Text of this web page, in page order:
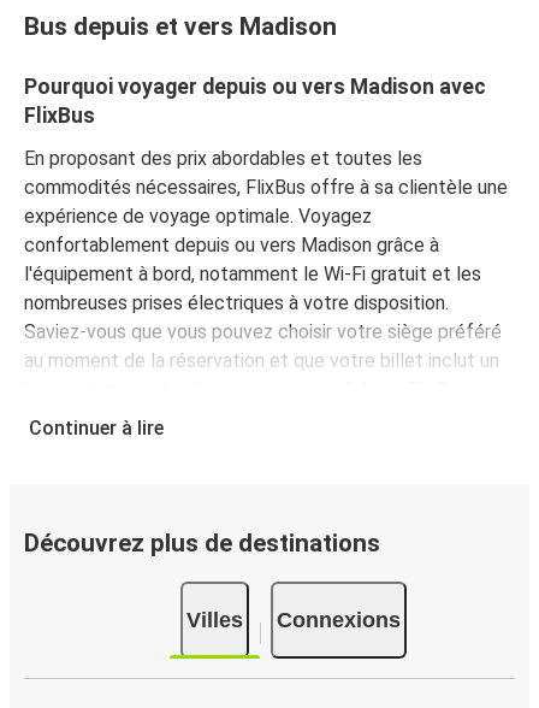
Bus depuis et vers Madison
Pourquoi voyager depuis ou vers Madison avec
FlixBus
En proposant des prix abordables et toutes les
commodités nécessaires, FlixBus offre à sa clientèle une
expérience de voyage optimale. Voyagez
confortablement depuis ou vers Madison grâce à
l'équipement à bord, notamment le Wi-Fi gratuit et les
nombreuses prises électriques à votre disposition.
Saviez-vous que vous pouvez choisir votre siège préféré
au moment de la réservation et que votre billet inclut un
voyagez l'esprit tranquille !
Vous pouvez effectuer votre réservation sur ce site Web
ou sur l'application FlixBus : c’est facile et rapide !
Lorsque vous achetez en ligne votre billet de bus pour un
trajet depuis ou vers Madison, vous pouvez choisir entre
différents modes de paiement sécurisés : carte bancaire,
PayPal, Google Pay ou encore Apple Pay. Vous pouvez
Continuer à lire
Découvrez plus de destinations
Villes Connexions